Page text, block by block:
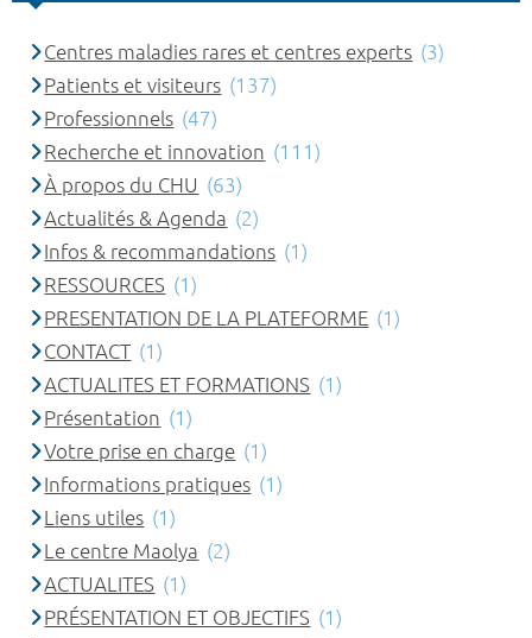
Centres maladies rares et centres experts (3)
Patients et visiteurs (137)
Professionnels (47)
Recherche et innovation (111)
À propos du CHU (63)
Actualités & Agenda (2)
Infos & recommandations (1)
RESSOURCES (1)
PRESENTATION DE LA PLATEFORME (1)
CONTACT (1)
ACTUALITES ET FORMATIONS (1)
Présentation (1)
Votre prise en charge (1)
Informations pratiques (1)
Liens utiles (1)
Le centre Maolya (2)
ACTUALITES (1)
PRÉSENTATION ET OBJECTIFS (1)